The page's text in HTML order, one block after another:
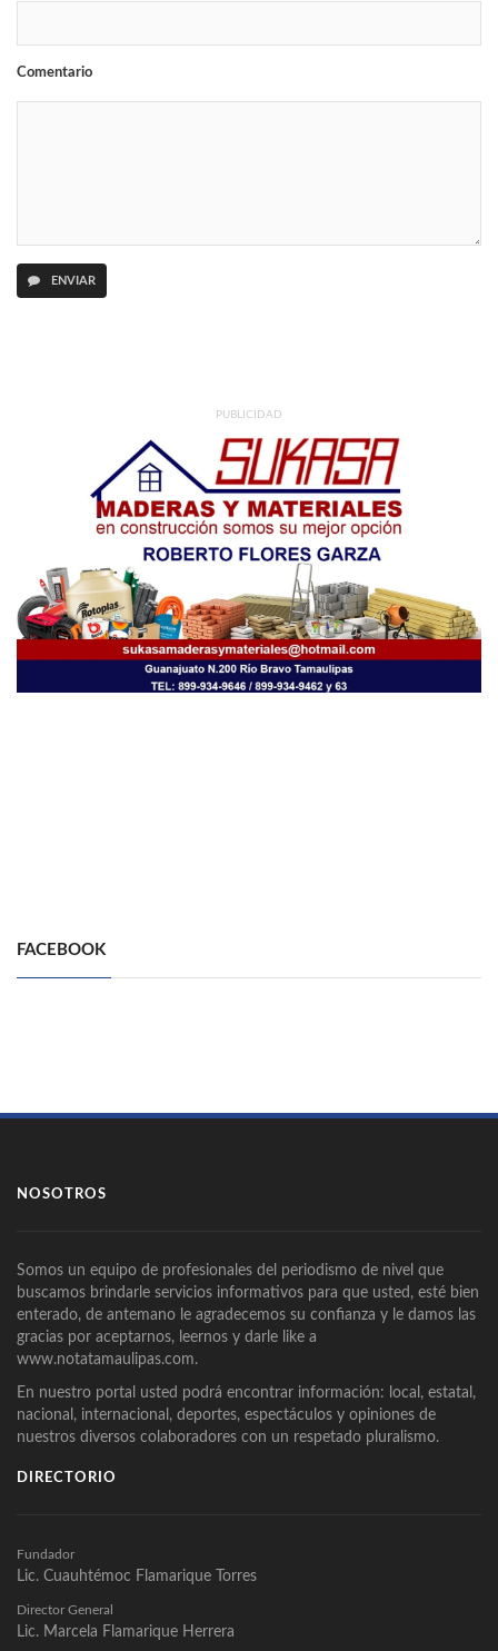
Comentario
ENVIAR
PUBLICIDAD
FACEBOOK
NOSOTROS
Somos un equipo de profesionales del periodismo de nivel que
buscamos brindarle servicios informativos para que usted, esté bien
enterado, de antemano le agradecemos su confianza y le damos las
gracias por aceptarnos, leernos y darle like a
www.notatamaulipas.com.
En nuestro portal usted podrá encontrar información: local, estatal,
nacional, internacional, deportes, espectáculos y opiniones de
nuestros diversos colaboradores con un respetado pluralismo.
DIRECTORIO
Fundador
Lic. Cuauhtémoc Flamarique Torres
Director General
Lic. Marcela Flamarique Herrera